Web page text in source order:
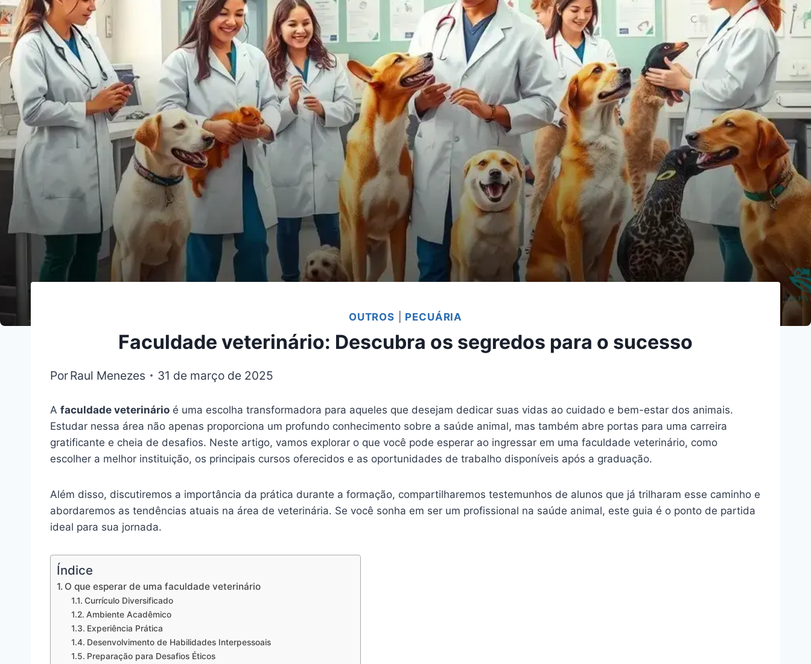
OUTROS PECUÁRIA
Faculdade veterinário: Descubra os segredos para o sucesso
PorRaul Menezes 31 de março de 2025
A faculdade veterinário é uma escolha transformadora para aqueles que desejam dedicar suas vidas ao cuidado e bem-estar dos animais.
Estudar nessa área não apenas proporciona um profundo conhecimento sobre a saúde animal, mas também abre portas para uma carreira
gratificante e cheia de desafios. Neste artigo, vamos explorar o que você pode esperar ao ingressar em uma faculdade veterinário, como
escolher a melhor instituição, os principais cursos oferecidos e as oportunidades de trabalho disponíveis após a graduação.
Além disso, discutiremos a importância da prática durante a formação, compartilharemos testemunhos de alunos que já trilharam esse caminho e
abordaremos as tendências atuais na área de veterinária. Se você sonha em ser um profissional na saúde animal, este guia é o ponto de partida
ideal para sua jornada.
Índice
O que esperar de uma faculdade veterinário
Currículo Diversificado
Ambiente Acadêmico
Experiência Prática
Desenvolvimento de Habilidades Interpessoais
Preparação para Desafios Éticos